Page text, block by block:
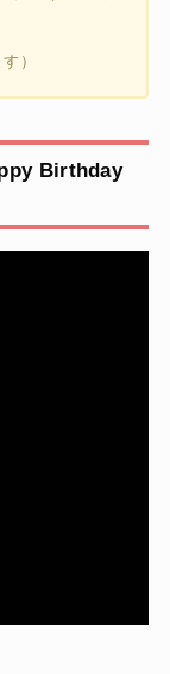
）
Birthday